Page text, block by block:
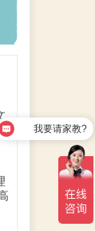
我要做家教?